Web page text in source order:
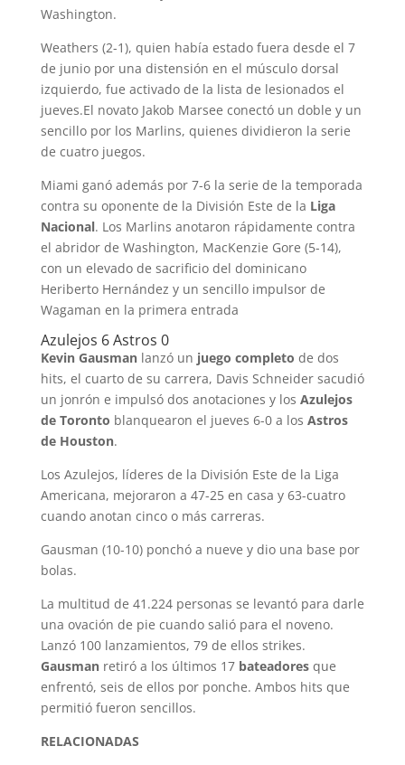
Washington.
Weathers (2-1), quien había estado fuera desde el 7
de junio por una distensión en el músculo dorsal
izquierdo, fue activado de la lista de lesionados el
jueves.El novato Jakob Marsee conectó un doble y un
sencillo por los Marlins, quienes dividieron la serie
de cuatro juegos.
Miami ganó además por 7-6 la serie de la temporada
contra su oponente de la División Este de la Liga
Nacional. Los Marlins anotaron rápidamente contra
el abridor de Washington, MacKenzie Gore (5-14),
con un elevado de sacrificio del dominicano
Heriberto Hernández y un sencillo impulsor de
Wagaman en la primera entrada
Azulejos 6 Astros 0
Kevin Gausmanlanzó un juego completo de dos
hits, el cuarto de su carrera, Davis Schneider sacudió
un jonrón e impulsó dos anotaciones y los Azulejos
de Toronto blanquearon el jueves 6-0 a los Astros
de Houston.
Los Azulejos, líderes de la División Este de la Liga
Americana, mejoraron a 47-25 en casa y 63-cuatro
cuando anotan cinco o más carreras.
Gausman (10-10) ponchó a nueve y dio una base por
bolas.
La multitud de 41.224 personas se levantó para darle
una ovación de pie cuando salió para el noveno.
Lanzó 100 lanzamientos, 79 de ellos strikes.
Gausmanretiró a los últimos 17 bateadoresque
enfrentó, seis de ellos por ponche. Ambos hits que
permitió fueron sencillos.
RELACIONADAS